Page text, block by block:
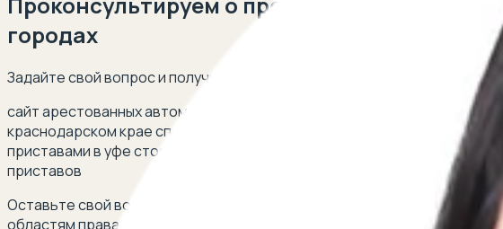
городах
Задайте свой вопрос и получите ответ опытного юриста в сфере
сайт арестованных автомобилей судебными приставами продажа
краснодарском крае спецстоянка для арестованных машин стоянка
приставами в уфе стоянка арестованных автомобилей в омске сайт
приставов
Оставьте свой вопрос через форму чата внизу страницы или
областям права. Ниже список некоторых вопросов и ситуаций,